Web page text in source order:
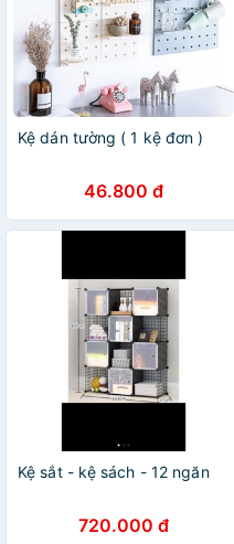
Kệ dán tường ( 1 kệ đơn )
46.800 đ
Kệ sắt - kệ sách - 12 ngăn
720.000 đ